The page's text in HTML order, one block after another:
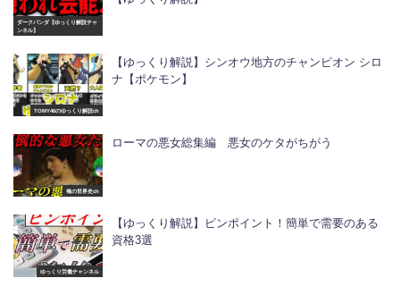
ダークパンダ【ゆっくり解説チャ
ンネル】
TOMY46のゆっくり解説ch
【ゆっくり解説】シンオウ地方のチャンピオン シロ
ナ【ポケモン】
俺の世界史ch
ローマの悪女総集編 悪女のケタがちがう
ゆっくり労働チャンネル
【ゆっくり解説】ピンポイント！簡単で需要のある
資格3選